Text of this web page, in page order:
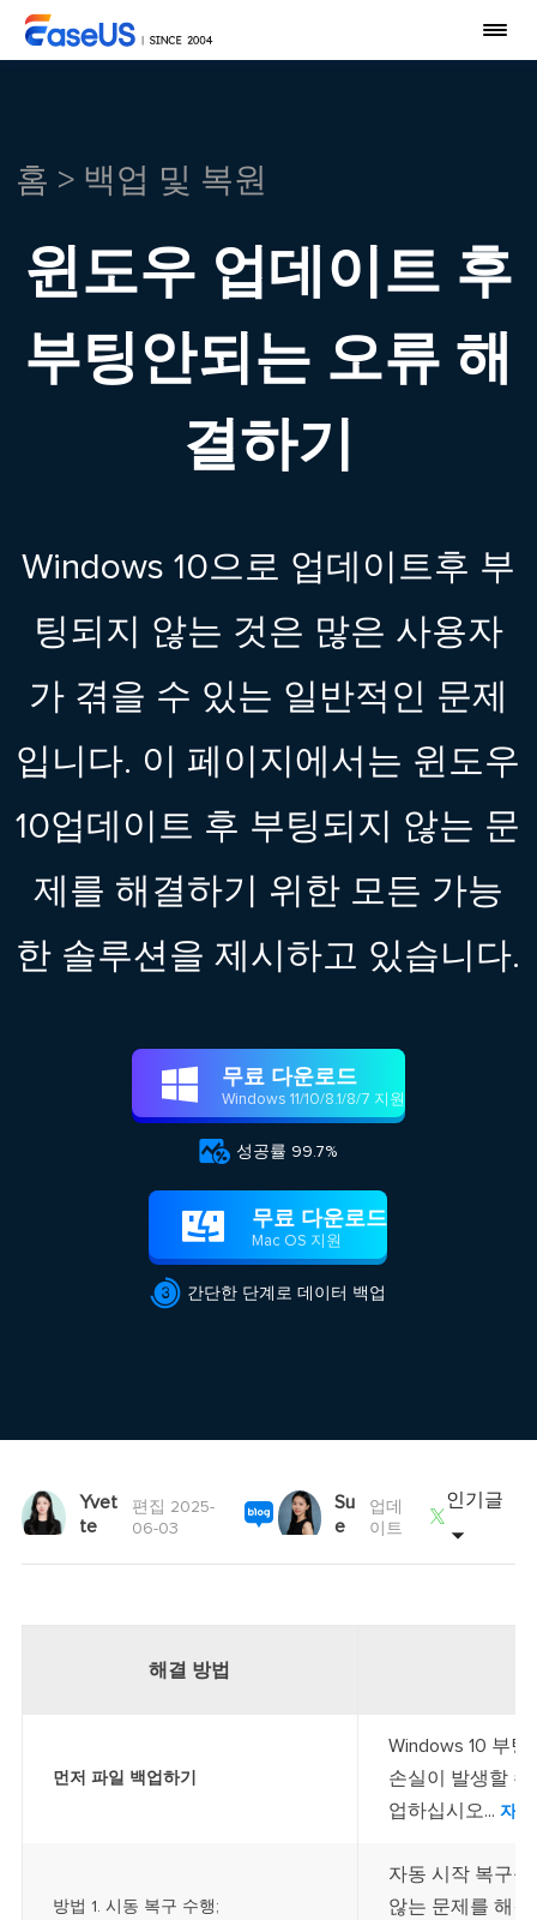
홈 > 백업 및 복원
윈도우 업데이트 후
부팅안되는 오류 해
결하기
Windows 10으로 업데이트후 부
팅되지 않는 것은 많은 사용자
가 겪을 수 있는 일반적인 문제
입니다. 이 페이지에서는 윈도우
10업데이트 후 부팅되지 않는 문
제를 해결하기 위한 모든 가능
한 솔루션을 제시하고 있습니다.
 무료 다운로드
Windows 11/10/8.1/8/7 지원
 성공률 99.7%
 무료 다운로드
Mac OS 지원
 간단한 단계로 데이터 백업
Yvet
te
편집 2025-
06-03
Su
e
업데
이트

인기글
해결 방법
먼저 파일 백업하기
Windows 10 부
손실이 발생할
업하십시오... 자세
방법 1. 시동 복구 수행;
자동 시작 복구
않는 문제를 해